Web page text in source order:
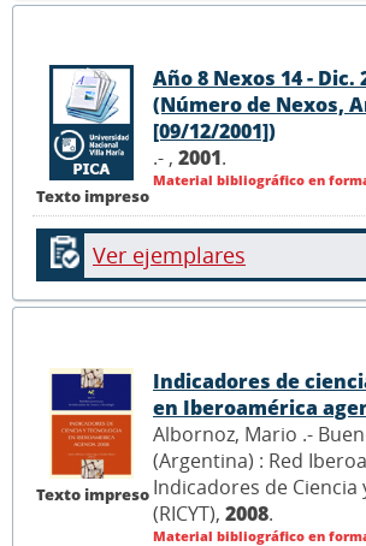
Texto impreso
Año 8 Nexos 14 - Dic.
(Número de Nexos,
[09/12/2001])
.- , 2001.
Material bibliográfico en
Ver ejemplares
Texto impreso
Indicadores de
en Iberoamérica
Albornoz, Mario .-
(Argentina) : Red
Indicadores de Ciencia
(RICYT), 2008.
Material bibliográfico en